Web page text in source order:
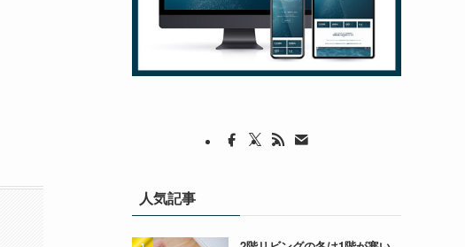
人気記事